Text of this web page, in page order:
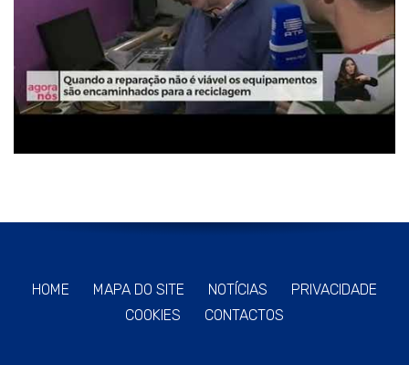
HOME MAPA DO SITE NOTÍCIAS
PRIVACIDADE
COOKIES
CONTACTOS